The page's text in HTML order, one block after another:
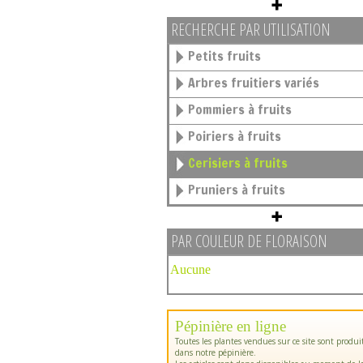
RECHERCHE PAR UTILISATION
Petits fruits
Arbres fruitiers variés
Pommiers à fruits
Poiriers à fruits
Cerisiers à fruits
Pruniers à fruits
PAR COULEUR DE FLORAISON
Aucune
Pépinière en ligne
Toutes les plantes vendues sur ce site sont
dans notre pépinière.